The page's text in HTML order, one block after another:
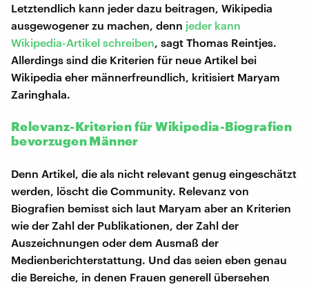
Letztendlich kann jeder dazu beitragen, Wikipedia
ausgewogener zu machen, denn jeder kann
Wikipedia-Artikel schreiben , sagt Thomas Reintjes.
Allerdings sind die Kriterien für neue Artikel bei
Wikipedia eher männerfreundlich, kritisiert Maryam
Zaringhala.
Relevanz-Kriterien für Wikipedia-Biografien
bevorzugen Männer
Denn Artikel, die als nicht relevant genug eingeschätzt
werden, löscht die Community. Relevanz von
Biografien bemisst sich laut Maryam aber an Kriterien
wie der Zahl der Publikationen, der Zahl der
Auszeichnungen oder dem Ausmaß der
Medienberichterstattung. Und das seien eben genau
die Bereiche, in denen Frauen generell übersehen